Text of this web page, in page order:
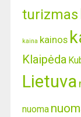
turizmas
kaina kainos
Klaipėda
Lietuva
nuoma